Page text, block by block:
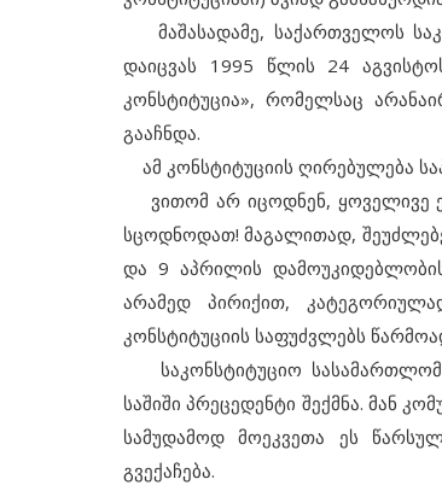
მაშასადამე, საქართველოს
დაიცვას 1995 წლის 24
კონსტიტუცია», რომელსაც
გააჩნდა.
ამ კონსტიტუციის ღირებულება
ვითომ არ იცოდნენ, ყოველივე
სცოდნოდათ! მაგალითად,
და 9 აპრილის
არამედ პირიქით,
კონსტიტუციის საფუძვლებს
საკონსტიტუციო სასამართლომ
საშიში პრეცედენტი შექმნა. მან
სამუდამოდ მოეკვეთა ეს
გვექაჩება.